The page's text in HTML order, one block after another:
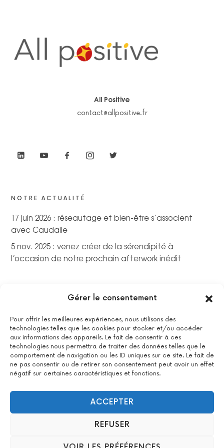
Gérer le consentement
Pour offrir les meilleures expériences, nous utilisons des
technologies telles que les cookies pour stocker et/ou accéder
aux informations des appareils. Le fait de consentir à ces
technologies nous permettra de traiter des données telles que le
comportement de navigation ou les ID uniques sur ce site. Le fait de
ne pas consentir ou de retirer son consentement peut avoir un effet
négatif sur certaines caractéristiques et fonctions.
ACCEPTER
REFUSER
All Positive
contact@allpositive.fr
NOTRE ACTUALITÉ
17 juin 2026 : réseautage et bien-être s’associent
avec Caudalie
5 nov. 2025 : venez créer de la sérendipité à
l’occasion de notre prochain afterwork inédit
La certification qualité a été délivrée au titre de la catégorie
suivante : actions de formations.Voir le certificat
2022 All Positive – Tous droits réservés –Contact